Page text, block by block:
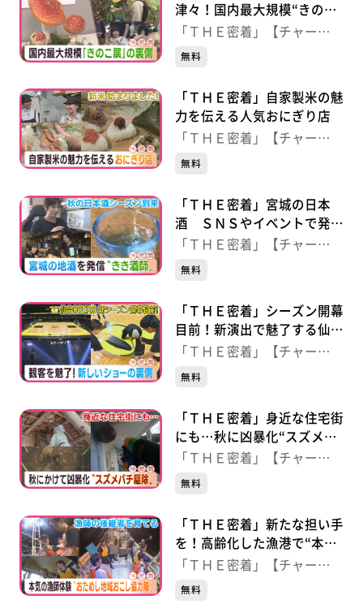
津々！国内最大規模“きのこ
展”裏側
「ＴＨＥ密着」【チャー
ジ！】
無料
「ＴＨＥ密着」自家製米の魅
力を伝える人気おにぎり店
「ＴＨＥ密着」【チャー
ジ！】
無料
「ＴＨＥ密着」宮城の日本
酒 ＳＮＳやイベントで発
信“きき酒師”
「ＴＨＥ密着」【チャー
ジ！】
無料
「ＴＨＥ密着」シーズン開幕
目前！新演出で魅了する仙台
８９ＥＲＳの舞台裏
「ＴＨＥ密着」【チャー
ジ！】
無料
「ＴＨＥ密着」身近な住宅街
にも…秋に凶暴化“スズメバ
チ駆除”の現場
「ＴＨＥ密着」【チャー
ジ！】
無料
「ＴＨＥ密着」新たな担い手
を！高齢化した漁港で“本気
の漁体験”
「ＴＨＥ密着」【チャー
ジ！】
無料